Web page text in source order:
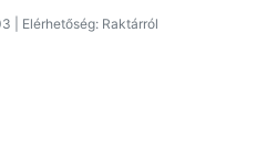
| Elérhetőség: Raktárról